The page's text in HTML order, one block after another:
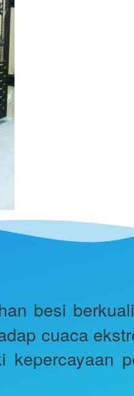
besi
cuaca
kepercayaan